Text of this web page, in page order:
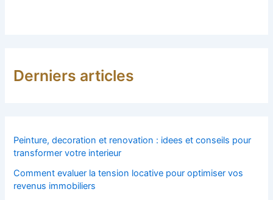
Derniers articles
Peinture, decoration et renovation : idees et conseils pour
transformer votre interieur
Comment evaluer la tension locative pour optimiser vos
revenus immobiliers